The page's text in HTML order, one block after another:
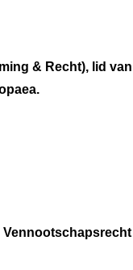
& Recht), lid